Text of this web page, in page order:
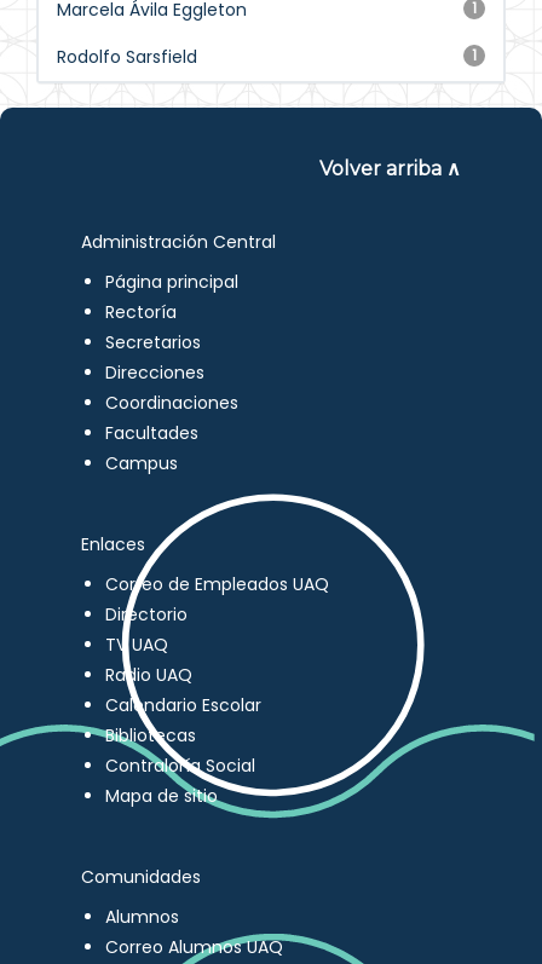
1
Marcela Ávila Eggleton
1
Rodolfo Sarsfield
Volver arriba ∧
Administración Central
Página principal
Rectoría
Secretarios
Direcciones
Coordinaciones
Facultades
Campus
Enlaces
Correo de Empleados UAQ
Directorio
TV UAQ
Radio UAQ
Calendario Escolar
Bibliotecas
Contraloría Social
Mapa de sitio
Comunidades
Alumnos
Correo Alumnos UAQ